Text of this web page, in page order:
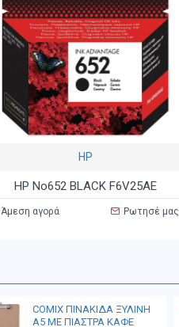
HP
HP No652 BLACK F6V25AE
Άμεση αγορά Ρωτησέ μας
COMIX ΠΙΝΑΚΙΔΑ ΞΥΛΙΝΗ
Α5 ΜΕ ΠΙΑΣΤΡΑ ΚΑΦΕ